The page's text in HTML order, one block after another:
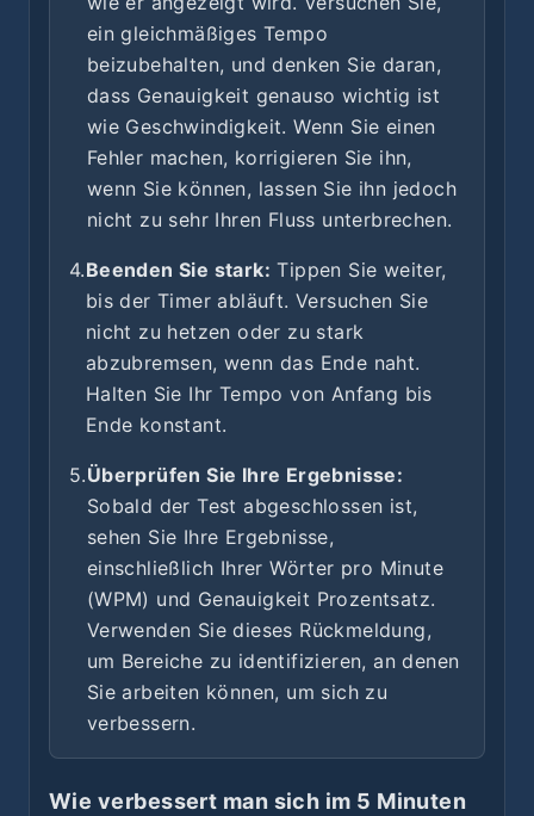
ein gleichmäßiges Tempo
beizubehalten, und denken Sie daran,
dass Genauigkeit genauso wichtig ist
wie Geschwindigkeit. Wenn Sie einen
Fehler machen, korrigieren Sie ihn,
wenn Sie können, lassen Sie ihn jedoch
nicht zu sehr Ihren Fluss unterbrechen.
4.Beenden Sie stark: Tippen Sie weiter,
bis der Timer abläuft. Versuchen Sie
nicht zu hetzen oder zu stark
abzubremsen, wenn das Ende naht.
Halten Sie Ihr Tempo von Anfang bis
Ende konstant.
5.Überprüfen Sie Ihre Ergebnisse:
Sobald der Test abgeschlossen ist,
sehen Sie Ihre Ergebnisse,
einschließlich Ihrer Wörter pro Minute
(WPM) und Genauigkeit Prozentsatz.
Verwenden Sie dieses Rückmeldung,
um Bereiche zu identifizieren, an denen
Sie arbeiten können, um sich zu
verbessern.
Wie verbessert man sich im 5 Minuten